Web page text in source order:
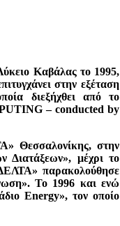
Καβάλας το 1995,
στην εξέταση
διεξήχθει από το
– conducted by
Θεσσαλονίκης, στην
Διατάξεων», μέχρι το
παρακολούθησε
Το 1996 και ενώ
Energy», τον οποίο